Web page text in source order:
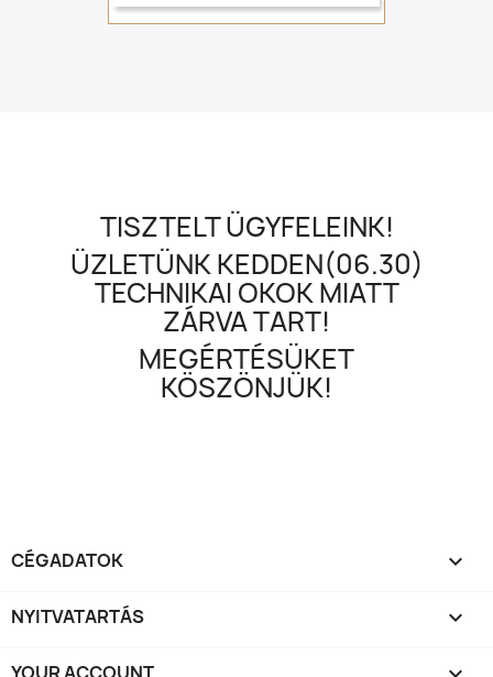
TISZTELT ÜGYFELEINK!
ÜZLETÜNK KEDDEN(06.30)
TECHNIKAI OKOK MIATT
ZÁRVA TART!
MEGÉRTÉSÜKET
KÖSZÖNJÜK!
CÉGADATOK 
NYITVATARTÁS 